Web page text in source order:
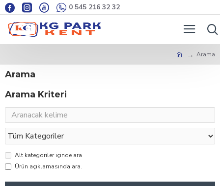
0 545 216 32 32
Arama
Arama
Arama Kriteri
Alt kategoriler içinde ara
Ürün açıklamasında ara.